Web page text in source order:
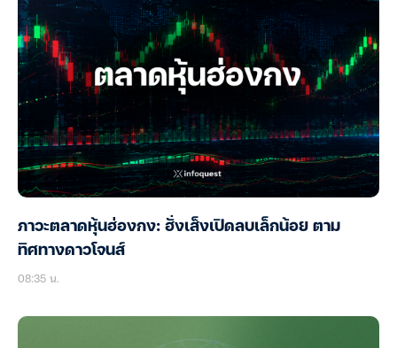
ภาวะตลาดหุ้นฮ่องกง: ฮั่งเส็งเปิดลบเล็กน้อย ตาม
ทิศทางดาวโจนส์
08:35 น.